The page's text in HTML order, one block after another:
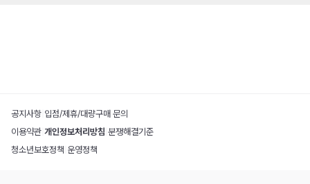
공지사항 입점/제휴/대량구매 문의
이용약관 개인정보처리방침 분쟁해결기준
청소년보호정책 운영정책